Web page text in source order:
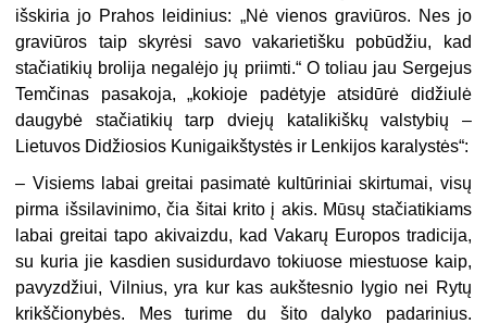
išskiria jo Prahos leidinius: „Nė vienos graviūros. Nes jo
graviūros taip skyrėsi savo vakarietišku pobūdžiu, kad
stačiatikių brolija negalėjo jų priimti.“ O toliau jau Sergejus
Temčinas pasakoja, „kokioje padėtyje atsidūrė didžiulė
daugybė stačiatikių tarp dviejų katalikiškų valstybių –
Lietuvos Didžiosios Kunigaikštystės ir Lenkijos karalystės“:
– Visiems labai greitai pasimatė kultūriniai skirtumai, visų
pirma išsilavinimo, čia šitai krito į akis. Mūsų stačiatikiams
labai greitai tapo akivaizdu, kad Vakarų Europos tradicija,
su kuria jie kasdien susidurdavo tokiuose miestuose kaip,
pavyzdžiui, Vilnius, yra kur kas aukštesnio lygio nei Rytų
krikščionybės. Mes turime du šito dalyko padarinius.